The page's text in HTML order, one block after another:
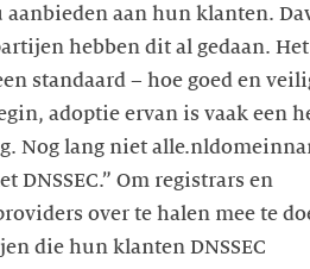
aanbieden aan hun klanten.
hebben dit al gedaan. Het
standaard – hoe goed en
adoptie ervan is vaak een
Nog lang niet
DNSSEC.” Om registrars en
over te halen mee te
die hun klanten DNSSEC